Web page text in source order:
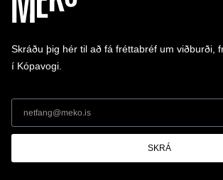
Skráðu þig hér til að fá fréttabréf um viðburði,
í Kópavogi.
SKRÁ